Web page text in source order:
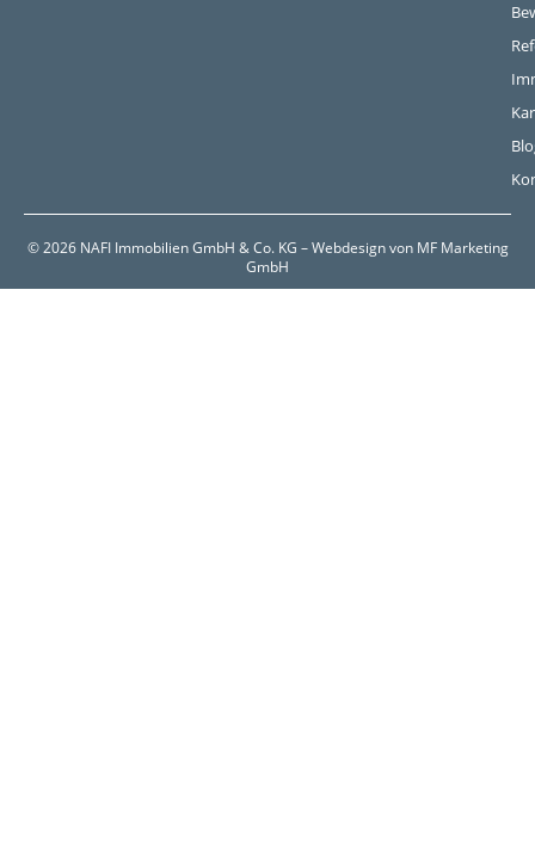
© 2026 NAFI Immobilien GmbH & Co. KG – Webdesign von MF Marketing
GmbH